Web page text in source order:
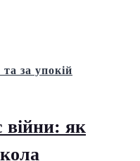
за упокій
війни: як